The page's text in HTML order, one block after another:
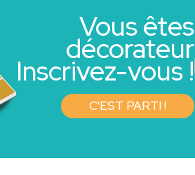
Vous êtes
décorateur
Inscrivez-vous !
C'EST PARTI !